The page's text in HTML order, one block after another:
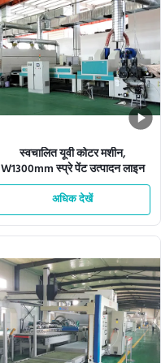
स्वचालित यूवी कोटर मशीन,
W1300mm स्प्रे पेंट उत्पादन लाइन
अधिक देखें